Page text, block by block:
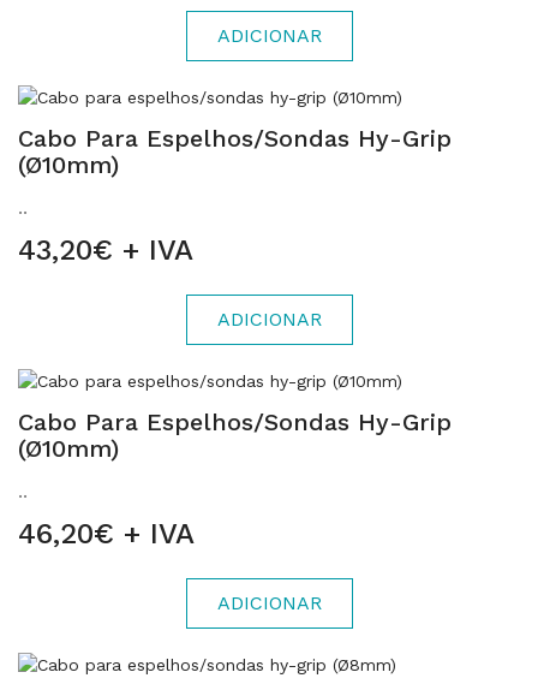
ADICIONAR
Cabo Para Espelhos/sondas Hy-Grip
(Ø10mm)
..
43,20€ + IVA
ADICIONAR
Cabo Para Espelhos/sondas Hy-Grip
(Ø10mm)
..
46,20€ + IVA
ADICIONAR